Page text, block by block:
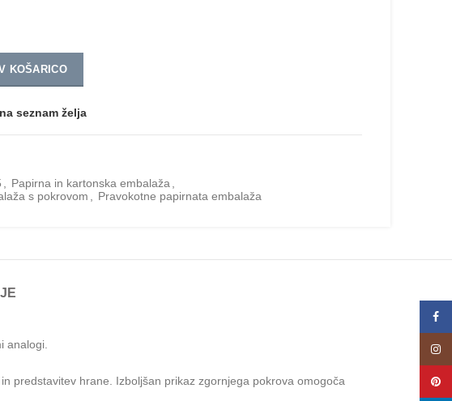
KOŠARICO
seznam želja
Papirna in kartonska embalaža
s pokrovom
Pravokotne papirnata embalaža
analogi.
predstavitev hrane. Izboljšan prikaz zgornjega pokrova omogoča